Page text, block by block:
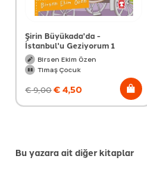
Şirin Büyükada'da -
İstanbul'u Geziyorum 1
Birsen Ekim Özen
Timaş Çocuk
€9,00€4,50
Bu yazara ait diğer kitaplar